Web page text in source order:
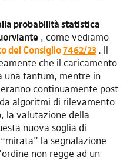
probabilità statistica
, come vediamo
del Consiglio7462/23. Il
che il caricamento
una tantum, mentre in
continuamente post
algoritmi di rilevamento
la valutazione della
nuova soglia di
la segnalazione
non regge ad un